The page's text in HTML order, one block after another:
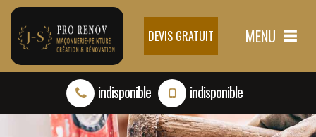
DEVIS GRATUIT MENU
indisponible indisponible